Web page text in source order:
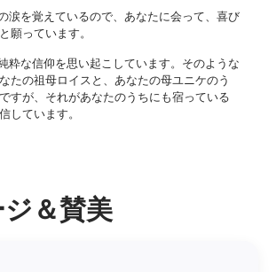
涙を覚えているので、あなたに会って、喜び
願っています。
粋な信仰を思い起こしています。そのような
たの祖母ロイスと、あなたの母ユニケのう
すが、それがあなたのうちにも宿っている
しています。
＆賛美